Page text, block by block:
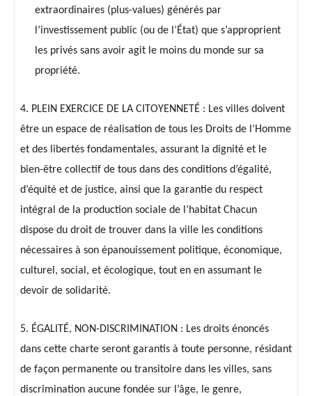
extraordinaires (plus-values) générés par
l’investissement public (ou de l’État) que s’approprient
les privés sans avoir agit le moins du monde sur sa
propriété.
4. PLEIN EXERCICE DE LA CITOYENNETÉ : Les villes doivent
être un espace de réalisation de tous les Droits de l’Homme
et des libertés fondamentales, assurant la dignité et le
bien-être collectif de tous dans des conditions d’égalité,
d’équité et de justice, ainsi que la garantie du respect
intégral de la production sociale de l’habitat Chacun
dispose du droit de trouver dans la ville les conditions
nécessaires à son épanouissement politique, économique,
culturel, social, et écologique, tout en en assumant le
devoir de solidarité.
5. ÉGALITÉ, NON-DISCRIMINATION : Les droits énoncés
dans cette charte seront garantis à toute personne, résidant
de façon permanente ou transitoire dans les villes, sans
discrimination aucune fondée sur l’âge, le genre,